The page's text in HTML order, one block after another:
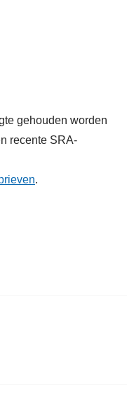
gehouden worden
recente SRA-
.